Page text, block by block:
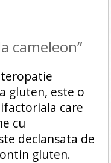
cameleon”
gluten, este o
care
cu
declansata de
gluten.